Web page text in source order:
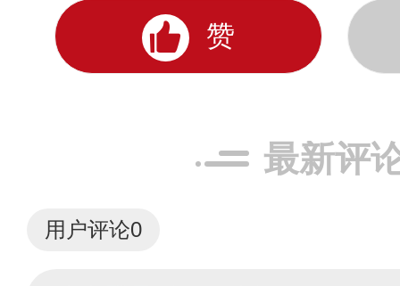
赞
最新评
用户评论0